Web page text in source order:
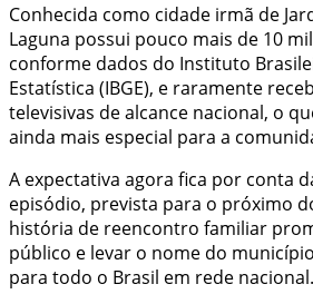
Conhecida como cidade irmã de
Laguna possui pouco mais de 10
conforme dados do Instituto
Estatística (IBGE), e raramente
televisivas de alcance nacional, o
ainda mais especial para a
A expectativa agora fica por conta
episódio, prevista para o próximo
história de reencontro familiar
público e levar o nome do
para todo o Brasil em rede nacional.